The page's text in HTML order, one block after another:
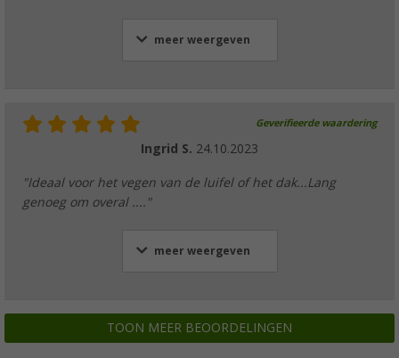
meer weergeven
Geverifieerde waardering
Ingrid S. 24.10.2023
"Ideaal voor het vegen van de luifel of het dak...Lang
genoeg om overal ...."
meer weergeven
TOON MEER BEOORDELINGEN